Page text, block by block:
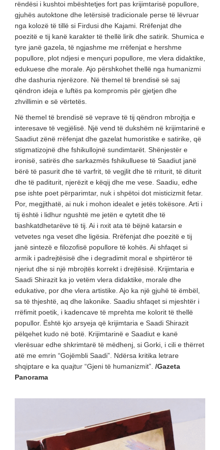
rëndësi i kushtoi mbështetjes fort pas krijimtarisë popullore,
gjuhës autoktone dhe letërsisë tradicionale perse të lëvruar
nga kolozë të tillë si Firdusi dhe Kajami. Rrëfenjat dhe
poezitë e tij kanë karakter të thellë lirik dhe satirik. Shumica e
tyre janë gazela, të ngjashme me rrëfenjat e hershme
popullore, plot ndjesi e mençuri popullore, me vlera didaktike,
edukuese dhe morale. Ajo përshkohet thellë nga humanizmi
dhe dashuria njerëzore. Në themel të brendisë së saj
qëndron ideja e luftës pa kompromis për gjetjen dhe
zhvillimin e së vërtetës.
Në themel të brendisë së veprave të tij qëndron mbrojtja e
interesave të vegjëlisë. Një vend të dukshëm në krijimtarinë e
Saadiut zënë rrëfenjat dhe gazelat humoristike e satirike, që
stigmatizojnë dhe fshikullojnë sundimtarët. Shënjestër e
ironisë, satirës dhe sarkazmës fshikulluese të Saadiut janë
bërë të pasurit dhe të varfrit, të vegjlit dhe të rriturit, të diturit
dhe të paditurit, njerëzit e këqij dhe me vese. Saadiu, edhe
pse ishte poet përparimtar, nuk i shpëtoi dot misticizmit fetar.
Por, megjithatë, ai nuk i mohon idealet e jetës tokësore. Arti i
tij është i lidhur ngushtë me jetën e qytetit dhe të
bashkatdhetarëve të tij. Ai i nxit ata të bëjnë katarsin e
vetvetes nga veset dhe ligësia. Rrëfenjat dhe poezitë e tij
janë sintezë e filozofisë popullore të kohës. Ai shfaqet si
armik i padrejtësisë dhe i degradimit moral e shpirtëror të
njeriut dhe si një mbrojtës korrekt i drejtësisë. Krijimtaria e
Saadi Shirazit ka jo vetëm vlera didaktike, morale dhe
edukative, por dhe vlera artistike. Ajo ka një gjuhë të ëmbël,
sa të thjeshtë, aq dhe lakonike. Saadiu shfaqet si mjeshtër i
rrëfimit poetik, i kadencave të mprehta me kolorit të thellë
popullor. Është kjo arsyeja që krijimtaria e Saadi Shirazit
pëlqehet kudo në botë. Krijimtarinë e Saadiut e kanë
vlerësuar edhe shkrimtarë të mëdhenj, si Gorki, i cili e thërret
atë me emrin “Gojëmbli Saadi”. Ndërsa kritika letrare
shqiptare e ka quajtur “Gjeni të humanizmit”. /Gazeta
Panorama